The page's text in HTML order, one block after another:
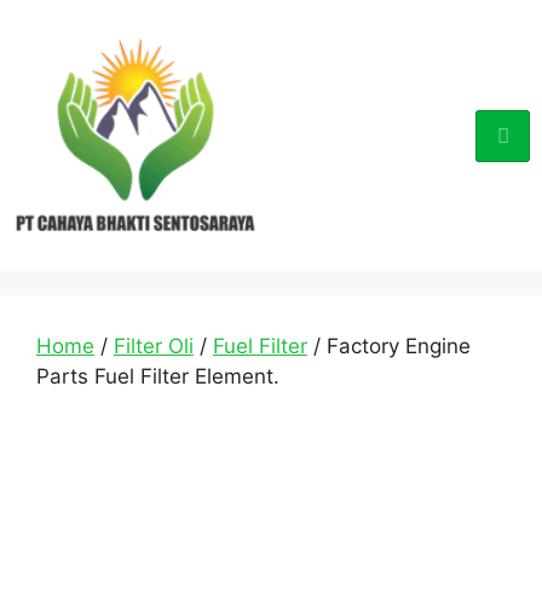
Home / Filter Oli / Fuel Filter / Factory Engine
Parts Fuel Filter Element.